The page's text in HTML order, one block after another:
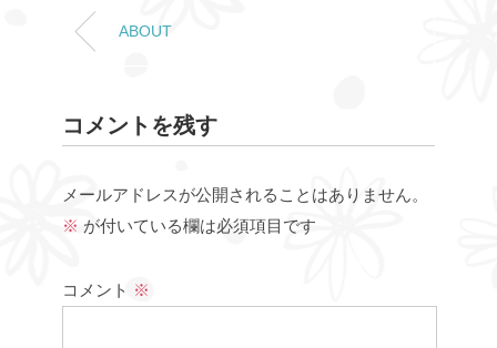
ABOUT
コメントを残す
メールアドレスが公開されることはありません。
※ が付いている欄は必須項目です
コメント ※